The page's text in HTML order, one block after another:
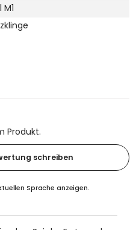
Produkt.
schreiben
Sprache anzeigen.